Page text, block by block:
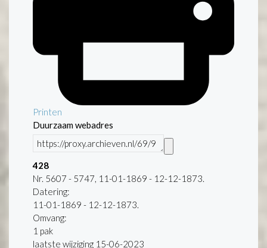
Printen
Duurzaam webadres
428
Nr. 5607 - 5747, 11-01-1869 - 12-12-1873.
Datering:
11-01-1869 - 12-12-1873.
Omvang:
1 pak
laatste wijziging 15-06-2023